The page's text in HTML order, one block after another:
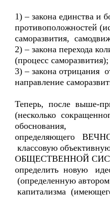
1) – закона единства и
противоположностей
саморазвития,
2) – закона перехода
(процесс саморазвития);
3) – закона отрицания
направление
Теперь, после выше-
(несколько
обоснования,
определяющего
классовую
ОБЩЕСТВЕННОЙ
определить новую
(определенную
капитализма